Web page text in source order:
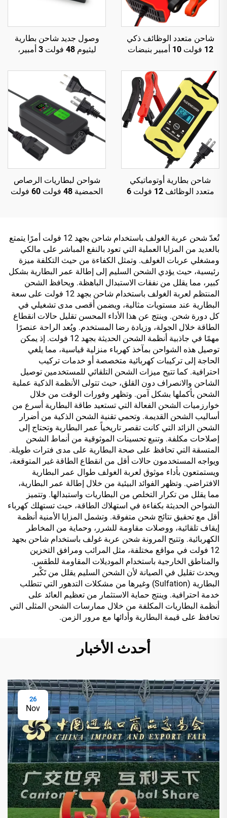
شاحن متعدد الوظائف ذكي
12 فولت 10 أمبير بنبضات
للبطاريات الرصاصية الحمضية
وصول جديد شاحن بطارية
ليثيوم 48 فولت 3 أمبير،
48 فولت، 54.6 فولت، 58.8
فولت، للدراجة الكهربائية 150
واط تيار مستمر
شاحن بطارية أوتوماتيكي
متعدد الوظائف 12 فولت 6
والسكوتر، مع شاشة LCD
وحماية OTP، كهربائي
شواحن لبطاريات الرصاص
الحمضية 48 فولت 60 فولت
ومنفذ تيار مستمر للدراجات
الكهربائية والمركبات ذات
العجلتين
تُعدّ شحن عربة الغولف باستخدام شاحن بجهد 12 فولت أمرًا يتمتع
بالعديد من المزايا العملية التي تعود بالنفع المباشر على مالكي
ومشغلي عربات الغولف. وتمثل الكفاءة من حيث التكلفة ميزة
رئيسية، حيث يؤدي الشحن السليم إلى إطالة عمر البطارية بشكل
كبير، مما يقلل من نفقات الاستبدال الباهظة. ويحافظ الشحن
المنتظم لعربة الغولف باستخدام شاحن بجهد 12 فولت على سعة
البطارية عند مستويات مثالية، ويضمن أقصى مدى تشغيلي في
كل دورة شحن. وينتج عن هذا الأداء المحسن تقليل حالات انقطاع
الطاقة خلال الجولة، وزيادة رضا المستخدم. ويُعد الراحة عنصرًا
مهمًا في جاذبية أنظمة الشحن الحديثة بجهد 12 فولت. إذ يمكن
توصيل هذه الشواحن بمآخذ كهرباء منزلية قياسية، مما يلغي
الحاجة إلى تركيبات كهربائية متخصصة أو خدمات تركيب
احترافية. كما تتيح ميزات الشحن التلقائي للمستخدمين توصيل
الشاحن والانصراف دون القلق، حيث تتولى الأنظمة الذكية عملية
الشحن بأكملها بشكل آمن. وتظهر وفورات الوقت من خلال
خوارزميات الشحن الفعالة التي تستعيد طاقة البطارية أسرع من
أساليب الشحن القديمة. وتحمي تقنية الشحن الذكية من أضرار
الشحن الزائد التي كانت تقصر تاريخياً عمر البطارية وتحتاج إلى
إصلاحات مكلفة. وتنبع تحسينات الموثوقية من أنماط الشحن
المتسقة التي تحافظ على صحة البطارية على مدى فترات طويلة.
ويواجه المستخدمون حالات أقل من انقطاع الطاقة غير المتوقعة،
ويستمتعون بأداء موثوق لعربة الغولف طوال عمر البطارية
الافتراضي. وتظهر الفوائد البيئية من خلال إطالة عمر البطارية،
مما يقلل من تكرار التخلص من البطاريات واستبدالها. وتتميز
الشواحن الحديثة بكفاءة في استهلاك الطاقة، حيث تستهلك كهرباء
أقل مع تحقيق نتائج شحن متفوقة. وتشمل المزايا الأمنية أنظمة
إيقاف تلقائية، ووصلات مقاومة للشرر، وحماية من المخاطر
الكهربائية. وتتيح المرونة شحن عربة غولف باستخدام شاحن بجهد
12 فولت في مواقع مختلفة، مثل المرائب ومرافق التخزين
والمناطق الخارجية باستخدام الموديلات المقاومة للطقس.
ويحدث تقليل في الصيانة لأن الشحن السليم يقلل من تَكْبر
البطارية (Sulfation) وغيرها من مشكلات التدهور التي تتطلب
خدمة احترافية. وينتج حماية الاستثمار من تعظيم العائد على
أنظمة البطاريات المكلفة من خلال ممارسات الشحن المثلى التي
تحافظ على قيمة البطارية وأدائها مع مرور الزمن.
أحدث الأخبار
26
Nov